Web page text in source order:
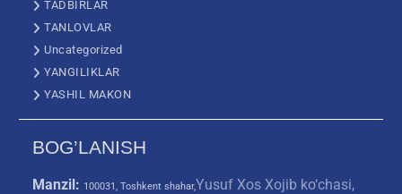
TADBIRLAR
TANLOVLAR
Uncategorized
YANGILIKLAR
YASHIL MAKON
BOG’LANISH
Manzil: 100031, Toshkent shahar,Yusuf Xos Xojib ko‘chasi,